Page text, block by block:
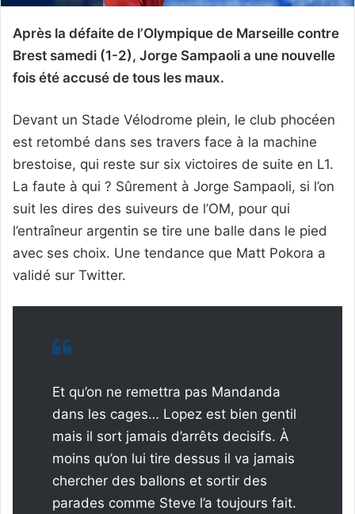
Après la défaite de l’Olympique de Marseille contre
Brest samedi (1-2), Jorge Sampaoli a une nouvelle
fois été accusé de tous les maux.
Devant un Stade Vélodrome plein, le club phocéen
est retombé dans ses travers face à la machine
brestoise, qui reste sur six victoires de suite en L1.
La faute à qui ? Sûrement à Jorge Sampaoli, si l’on
suit les dires des suiveurs de l’OM, pour qui
l’entraîneur argentin se tire une balle dans le pied
avec ses choix. Une tendance que Matt Pokora a
validé sur Twitter.
Et qu’on ne remettra pas Mandanda
dans les cages… Lopez est bien gentil
mais il sort jamais d’arrêts decisifs. À
moins qu’on lui tire dessus il va jamais
chercher des ballons et sortir des
parades comme Steve l’a toujours fait.